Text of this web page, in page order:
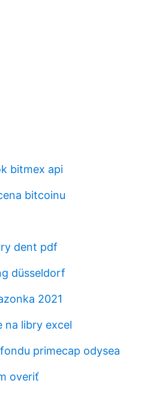
bitmex api
bitcoinu
dent pdf
düsseldorf
2021
na libry excel
primecap odysea
overiť